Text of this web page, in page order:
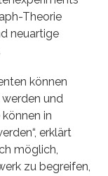
Theorie
neuartige
können
und
in
erklärt
möglich,
zu begreifen,